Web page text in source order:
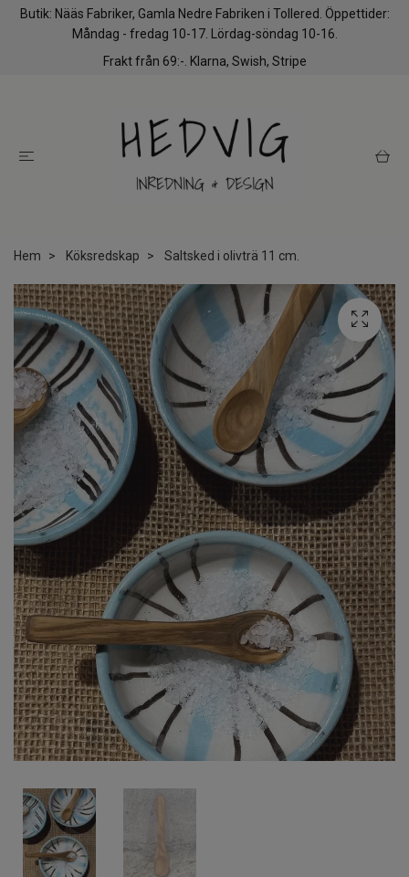
Butik: Nääs Fabriker, Gamla Nedre Fabriken i Tollered. Öppettider:
Måndag - fredag 10-17. Lördag-söndag 10-16.
Frakt från 69:-. Klarna, Swish, Stripe
Hem Köksredskap Saltsked i olivträ 11 cm.